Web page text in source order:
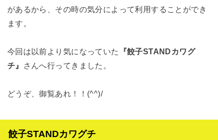
があるから、その時の気分によって利用することができ
ます。
今回は以前より気になっていた
『餃子STANDカワグ
チ』
さんへ行ってきました。
どうぞ、御覧あれ！！(^^)/
餃子STANDカワグチ